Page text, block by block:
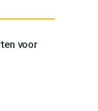
voor